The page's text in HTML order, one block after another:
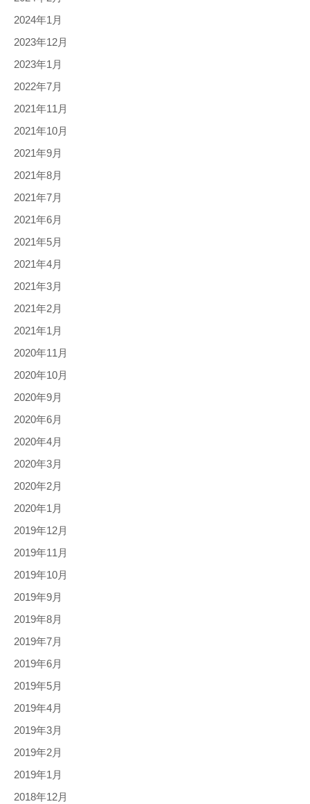
2024年1月
2023年12月
2023年1月
2022年7月
2021年11月
2021年10月
2021年9月
2021年8月
2021年7月
2021年6月
2021年5月
2021年4月
2021年3月
2021年2月
2021年1月
2020年11月
2020年10月
2020年9月
2020年6月
2020年4月
2020年3月
2020年2月
2020年1月
2019年12月
2019年11月
2019年10月
2019年9月
2019年8月
2019年7月
2019年6月
2019年5月
2019年4月
2019年3月
2019年2月
2019年1月
2018年12月